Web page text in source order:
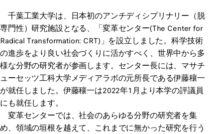
千葉工業大学は、日本初のアンチディシプリナリー（脱
専門性）研究施設となる、「変革センター(The Center for
Radical Transformation: CRT)」を設立しました。科学技術
の進歩をより良い社会づくりに活かすべく、世界中から多
様な分野の研究者が参画します。センター長には、マサチ
ューセッツ工科大学メディアラボの元所長である伊藤穰一
が就任しました。伊藤穰一は2022年1月より本学の評議員
にも就任します。
変革センターでは、社会のあらゆる分野の研究者を集
め、領域の垣根を越えて、これまでに無かった研究を行う